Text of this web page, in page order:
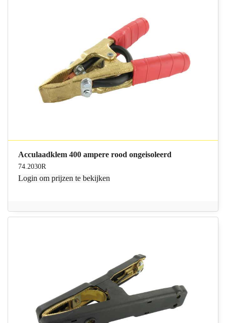
Acculaadklem 400 ampere rood ongeisoleerd
74.2030R
Login om prijzen te bekijken